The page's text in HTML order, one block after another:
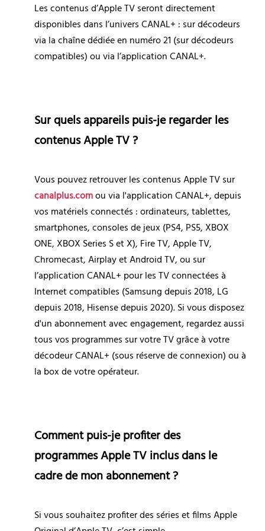
Les contenus d’Apple TV seront directement
disponibles dans l’univers CANAL+ : sur décodeurs
via la chaîne dédiée en numéro 21 (sur décodeurs
compatibles) ou via l’application CANAL+.
Sur quels appareils puis-je regarder les
contenus Apple TV ?
Vous pouvez retrouver les contenus Apple TV sur
canalplus.com ou via l'application CANAL+, depuis
vos matériels connectés : ordinateurs, tablettes,
smartphones, consoles de jeux (PS4, PS5, XBOX
ONE, XBOX Series S et X), Fire TV, Apple TV,
Chromecast, Airplay et Android TV, ou sur
l’application CANAL+ pour les TV connectées à
Internet compatibles (Samsung depuis 2018, LG
depuis 2018, Hisense depuis 2020). Si vous disposez
d'un abonnement avec engagement, regardez aussi
tous vos programmes sur votre TV grâce à votre
décodeur CANAL+ (sous réserve de connexion) ou à
la box de votre opérateur.
Comment puis-je profiter des
programmes Apple TV inclus dans le
cadre de mon abonnement ?
Si vous souhaitez profiter des séries et films Apple